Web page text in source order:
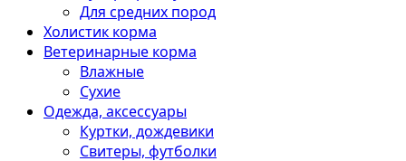
Для средних пород
Холистик корма
Ветеринарные корма
Влажные
Сухие
Одежда, аксессуары
Куртки, дождевики
Свитеры, футболки